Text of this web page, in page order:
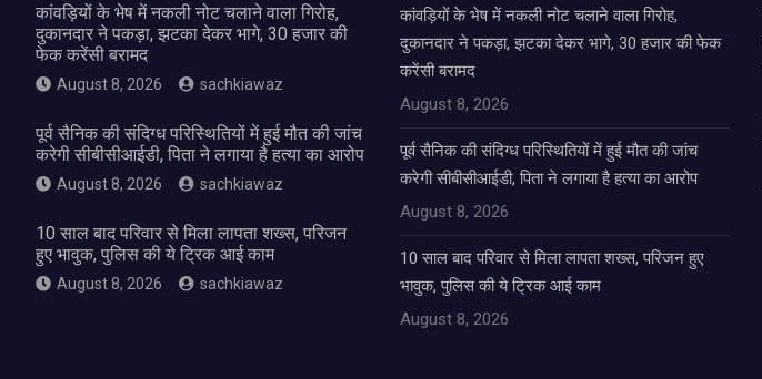
कांवड़ियों के भेष में नकली नोट चलाने वाला गिरोह,
दुकानदार ने पकड़ा, झटका देकर भागे, 30 हजार की
फेक करेंसी बरामद
August 8, 2026 sachkiawaz
पूर्व सैनिक की संदिग्ध परिस्थितियों में हुई मौत की जांच
करेगी सीबीसीआईडी, पिता ने लगाया है हत्या का आरोप
August 8, 2026 sachkiawaz
10 साल बाद परिवार से मिला लापता शख्स, परिजन
हुए भावुक, पुलिस की ये ट्रिक आई काम
August 8, 2026 sachkiawaz
कांवड़ियों के भेष में नकली नोट चलाने वाला गिरोह,
दुकानदार ने पकड़ा, झटका देकर भागे, 30 हजार की फेक
करेंसी बरामद
August 8, 2026
पूर्व सैनिक की संदिग्ध परिस्थितियों में हुई मौत की जांच
करेगी सीबीसीआईडी, पिता ने लगाया है हत्या का आरोप
August 8, 2026
10 साल बाद परिवार से मिला लापता शख्स, परिजन हुए
भावुक, पुलिस की ये ट्रिक आई काम
August 8, 2026